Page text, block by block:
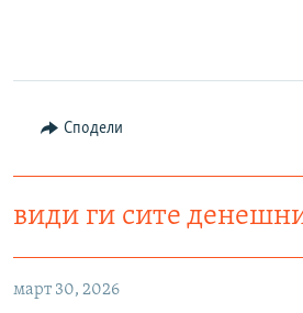
Сподели
види ги сите
март 30, 2026